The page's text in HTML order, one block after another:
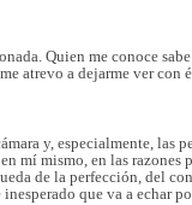
Quien me conoce
atrevo a dejarme ver con
y, especialmente, las
mí mismo, en las
de la perfección, del
que va a echar